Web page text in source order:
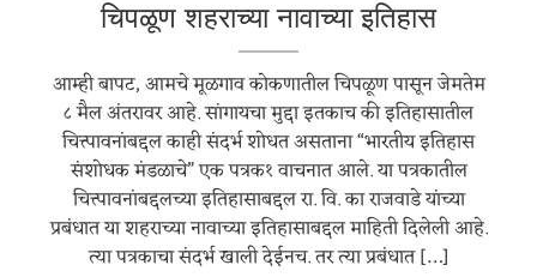
चिपळूण शहराच्या नावाच्या इतिहास
आम्ही बापट, आमचे मूळगाव कोकणातील चिपळूण पासून जेमतेम
८ मैल अंतरावर आहे. सांगायचा मुद्दा इतकाच की इतिहासातील
चित्त्पावनांबद्दल काही संदर्भ शोधत असताना “भारतीय इतिहास
संशोधक मंडळाचे” एक पत्रक१ वाचनात आले. या पत्रकातील
चित्त्पावनांबद्दलच्या इतिहासाबद्दल रा. वि. का राजवाडे यांच्या
प्रबंधात या शहराच्या नावाच्या इतिहासाबद्दल माहिती दिलेली आहे.
त्या पत्रकाचा संदर्भ खाली देईनच. तर त्या प्रबंधात […]